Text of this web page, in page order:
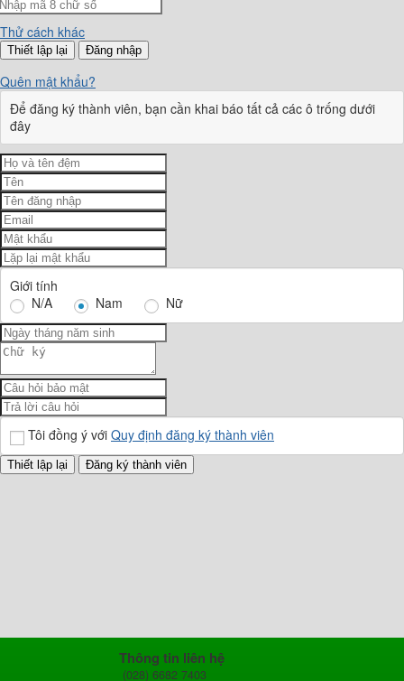
Thông tin liên hệ
(028) 6682 7403
Thử cách khác
Đăng nhập
Quên mật khẩu?
Để đăng ký thành viên, bạn cần khai báo tất cả các ô trống dưới
đây
Giới tính
N/A
Nam Nữ
Tôi đồng ý với Quy định đăng ký thành viên